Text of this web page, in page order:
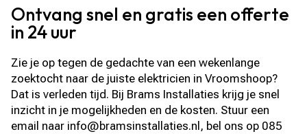
Ontvang snel en gratis een offerte
in 24 uur
Zie je op tegen de gedachte van een wekenlange
zoektocht naar de juiste elektricien in Vroomshoop?
Dat is verleden tijd. Bij Brams Installaties krijg je snel
inzicht in je mogelijkheden en de kosten. Stuur een
email naar info@bramsinstallaties.nl, bel ons op 085